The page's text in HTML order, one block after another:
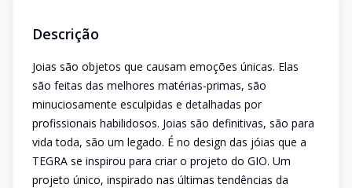
Descrição
Joias são objetos que causam emoções únicas. Elas
são feitas das melhores matérias-primas, são
minuciosamente esculpidas e detalhadas por
profissionais habilidosos. Joias são definitivas, são para
vida toda, são um legado. É no design das jóias que a
TEGRA se inspirou para criar o projeto do GIO. Um
projeto único, inspirado nas últimas tendências da